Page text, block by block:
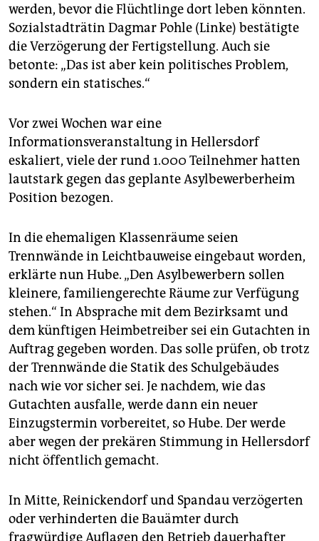
werden, bevor die Flüchtlinge dort leben könnten.
Sozialstadträtin Dagmar Pohle (Linke) bestätigte
die Verzögerung der Fertigstellung. Auch sie
betonte: „Das ist aber kein politisches Problem,
sondern ein statisches.“
Vor zwei Wochen war eine
Informationsveranstaltung in Hellersdorf
eskaliert, viele der rund 1.000 Teilnehmer hatten
lautstark gegen das geplante Asylbewerberheim
Position bezogen.
In die ehemaligen Klassenräume seien
Trennwände in Leichtbauweise eingebaut worden,
erklärte nun Hube. „Den Asylbewerbern sollen
kleinere, familiengerechte Räume zur Verfügung
stehen.“ In Absprache mit dem Bezirksamt und
dem künftigen Heimbetreiber sei ein Gutachten in
Auftrag gegeben worden. Das solle prüfen, ob trotz
der Trennwände die Statik des Schulgebäudes
nach wie vor sicher sei. Je nachdem, wie das
Gutachten ausfalle, werde dann ein neuer
Einzugstermin vorbereitet, so Hube. Der werde
aber wegen der prekären Stimmung in Hellersdorf
nicht öffentlich gemacht.
In Mitte, Reinickendorf und Spandau verzögerten
oder verhinderten die Bauämter durch
fragwürdige Auflagen den Betrieb dauerhafter